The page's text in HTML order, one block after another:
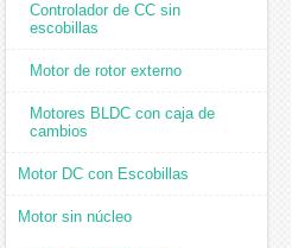
Controlador de CC sin
escobillas
Motor de rotor externo
Motores BLDC con caja de
cambios
Motor DC con Escobillas
Motor sin núcleo